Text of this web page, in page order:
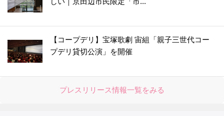
【コープデリ】宝塚歌劇 宙組「親子三世代コー
プデリ貸切公演」を開催
プレスリリース情報一覧をみる